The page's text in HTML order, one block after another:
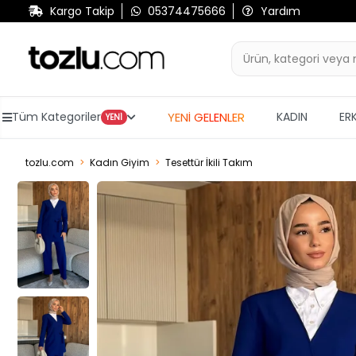
Kargo Takip 05374475666 Yardım
Tüm Kategoriler YENİ YENİ GELENLER KADIN
tozlu.com Kadın Giyim Tesettür İkili Takım